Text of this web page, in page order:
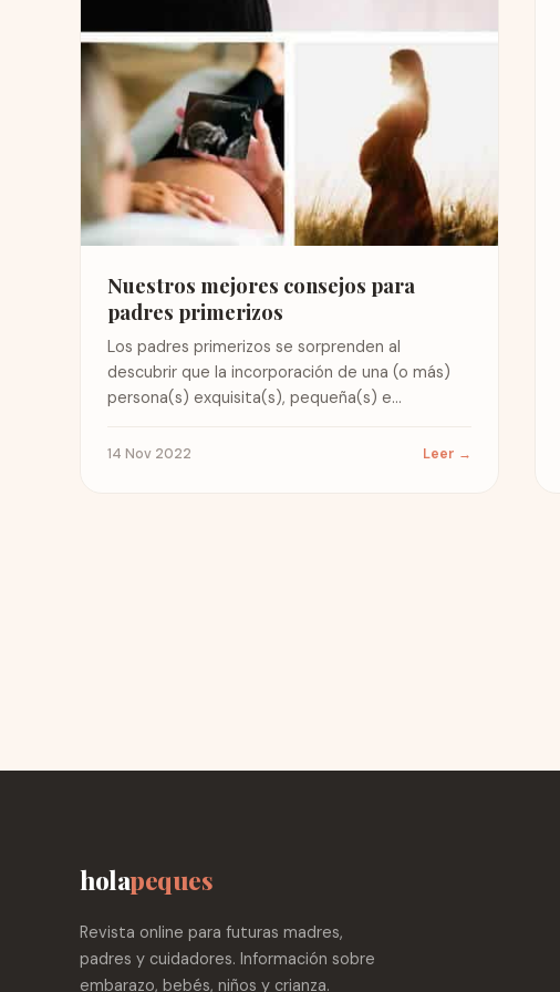
Nuestros mejores consejos para
padres primerizos
Los padres primerizos se sorprenden al
descubrir que la incorporación de una (o más)
persona(s) exquisita(s), pequeña(s) e
competentes...
14 Nov 2022 Leer →
holapeques
Revista online para futuras madres,
padres y cuidadores. Información sobre
embarazo, bebés, niños y crianza.